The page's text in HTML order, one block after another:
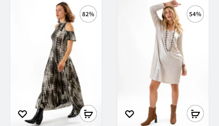
54%
82%